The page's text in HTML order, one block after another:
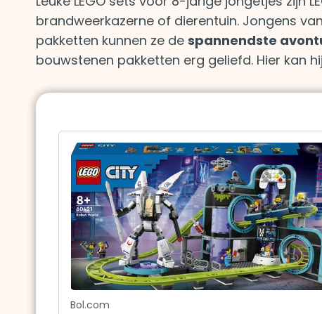
brandweerkazerne of dierentuin. Jongens
pakketten kunnen ze de spannendste
bouwstenen pakketten erg geliefd. Hier kan
Bol.com